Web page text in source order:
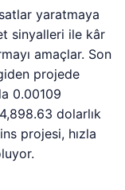
yaratmaya
sinyalleri ile kâr
amaçlar. Son
projede
0.00109
dolarlık
projesi, hızla